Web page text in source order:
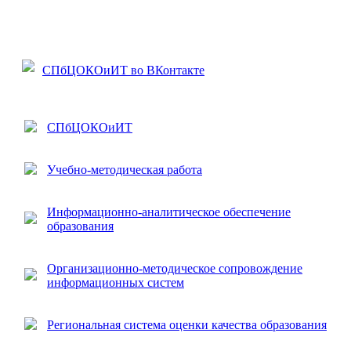
СПбЦОКОиИТ во ВКонтакте
СПбЦОКОиИТ
Учебно-методическая работа
Информационно-аналитическое обеспечение
образования
Организационно-методическое сопровождение
информационных систем
Региональная система оценки качества образования